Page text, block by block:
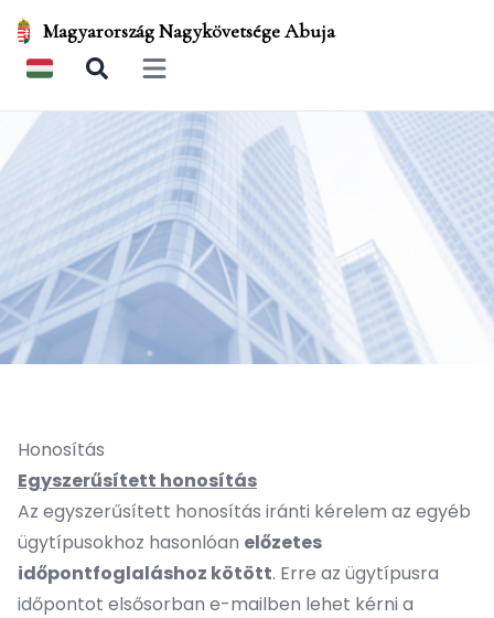
Magyarország Nagykövetsége Abuja
Open main menu
Honosítás
Egyszerűsített honosítás
Az egyszerűsített honosítás iránti kérelem az egyéb
ügytípusokhoz hasonlóan előzetes
időpontfoglaláshoz kötött. Erre az ügytípusra
időpontot elsősorban e-mailben lehet kérni a